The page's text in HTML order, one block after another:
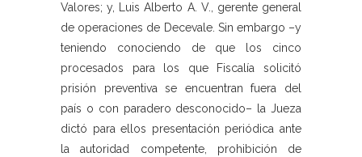
Valores; y, Luis Alberto A. V., gerente general
de operaciones de Decevale. Sin embargo –y
teniendo conociendo de que los cinco
procesados para los que Fiscalía solicitó
prisión preventiva se encuentran fuera del
país o con paradero desconocido– la Jueza
dictó para ellos presentación periódica ante
la autoridad competente, prohibición de